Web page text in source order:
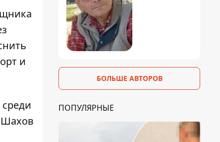
и
Шахов
БОЛЬШЕ АВТОРОВ
ПОПУЛЯРНЫЕ